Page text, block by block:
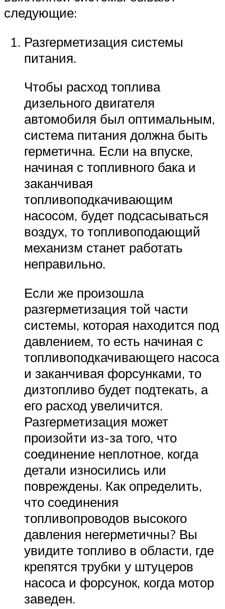
следующие:
Разгерметизация системы
питания.
Чтобы расход топлива
дизельного двигателя
автомобиля был оптимальным,
система питания должна быть
герметична. Если на впуске,
начиная с топливного бака и
заканчивая
топливоподкачивающим
насосом, будет подсасываться
воздух, то топливоподающий
механизм станет работать
неправильно.
Если же произошла
разгерметизация той части
системы, которая находится под
давлением, то есть начиная с
топливоподкачивающего насоса
и заканчивая форсунками, то
дизтопливо будет подтекать, а
его расход увеличится.
Разгерметизация может
произойти из-за того, что
соединение неплотное, когда
детали износились или
повреждены. Как определить,
что соединения
топливопроводов высокого
давления негерметичны? Вы
увидите топливо в области, где
крепятся трубки у штуцеров
насоса и форсунок, когда мотор
заведен.